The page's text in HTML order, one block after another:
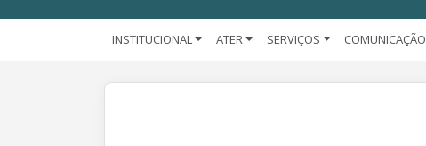
INSTITUCIONAL ATER SERVIÇOS COMUNICAÇÃO